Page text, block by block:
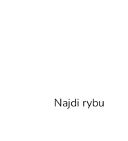
Najdi rybu